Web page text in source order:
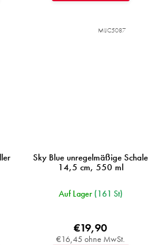
Sky Blue unregelmäßige Schale
14,5 cm, 550 ml
Auf Lager (161 St)
€16,45 ohne MwSt.
€19,90
MIJC5087